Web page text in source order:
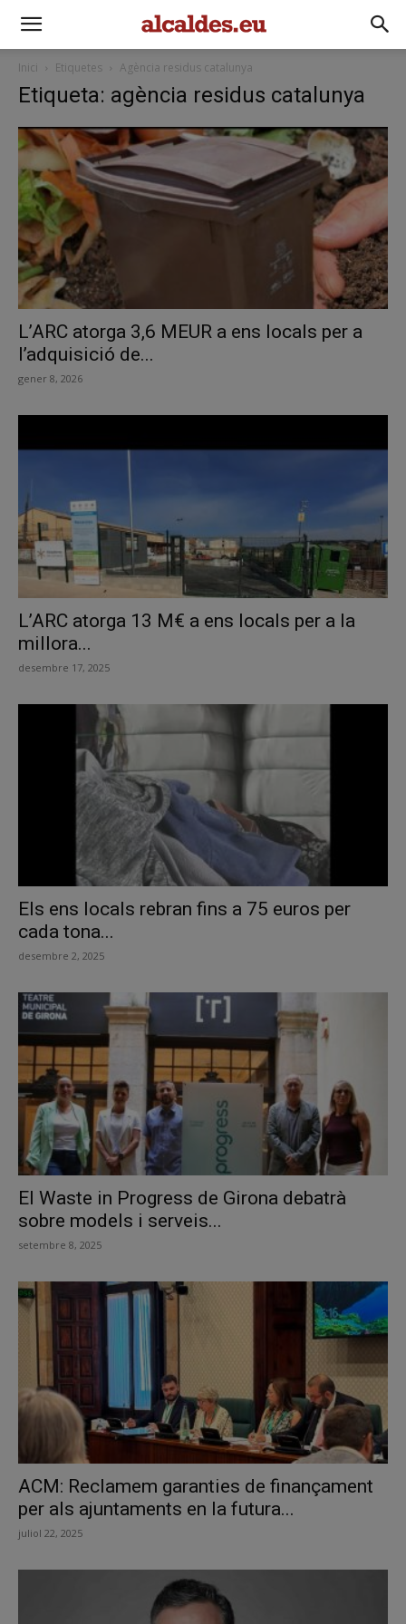
Inici Etiquetes Agència residus catalunya
Etiqueta: agència residus catalunya
L’ARC atorga 3,6 MEUR a ens locals per a
l’adquisició de...
gener 8, 2026
L’ARC atorga 13 M€ a ens locals per a la
millora...
desembre 17, 2025
Els ens locals rebran fins a 75 euros per
cada tona...
desembre 2, 2025
El Waste in Progress de Girona debatrà
sobre models i serveis...
setembre 8, 2025
ACM: Reclamem garanties de finançament
per als ajuntaments en la futura...
juliol 22, 2025